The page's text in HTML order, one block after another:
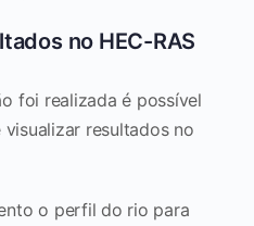
no HEC-RAS
foi realizada é possível
resultados no
o perfil do rio para